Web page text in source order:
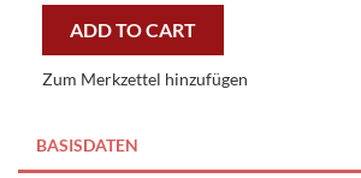
|
grillschürze
quantity
ADD TO CART
Zum Merkzettel hinzufügen
BASISDATEN